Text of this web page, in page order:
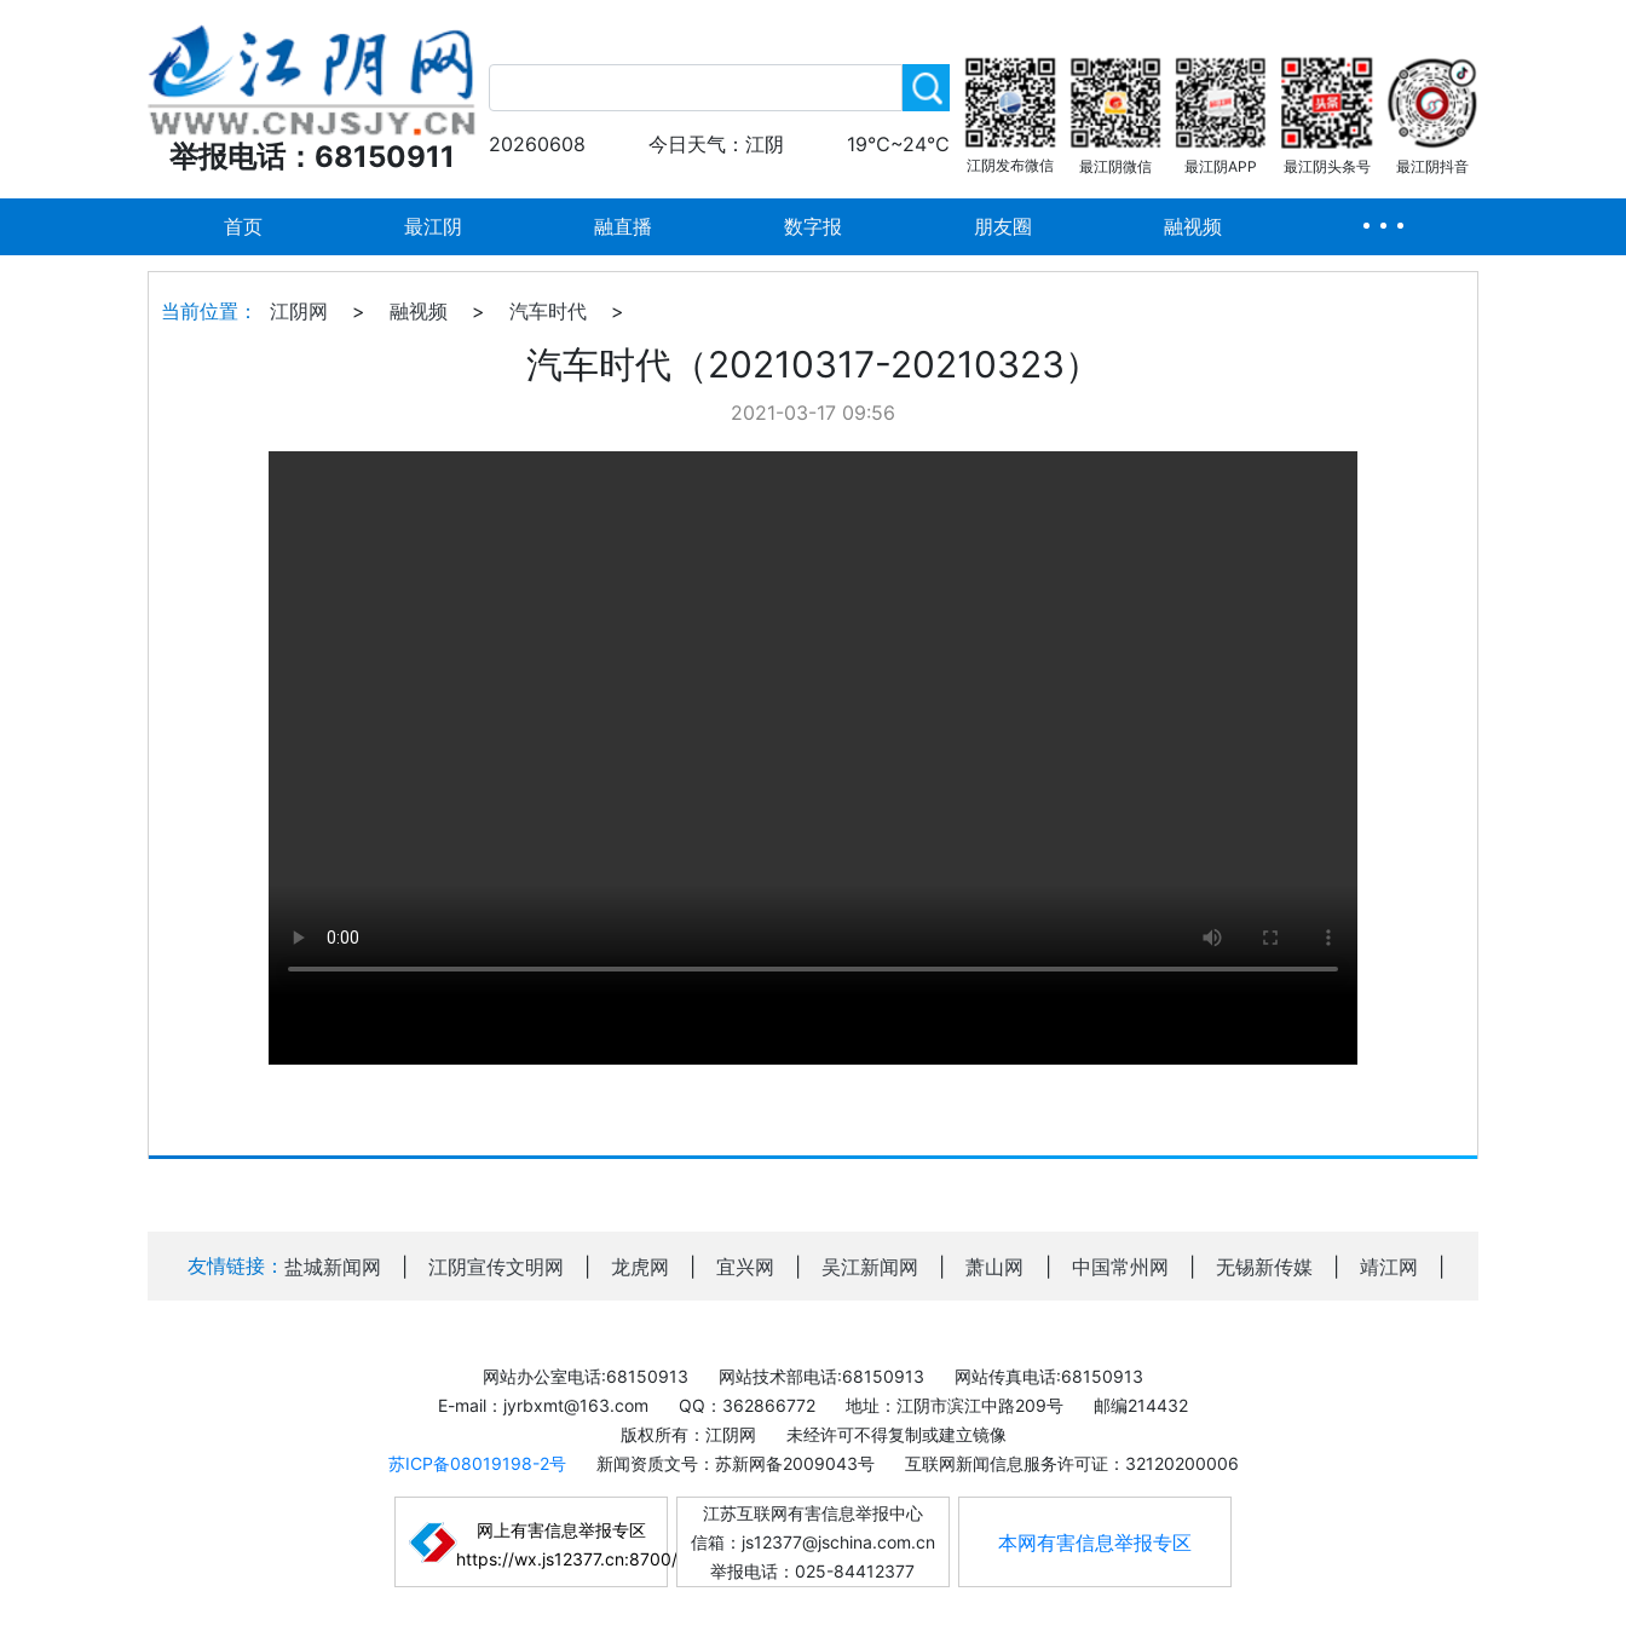
举报电话：68150911 20260608 今日天气：江阴 19℃~24℃
江阴发布微信 最江阴微信 最江阴APP 最江阴头条号 最江阴抖音
首页 最江阴 融直播 数字报 朋友圈 融视频
当前位置： 江阴网 > 融视频 > 汽车时代 >
汽车时代（20210317-20210323）
2021-03-17 09:56
友情链接： 盐城新闻网 江阴宣传文明网 龙虎网 宜兴网 吴江新闻网 萧山网 中国常州网 无锡新传媒 靖江网
网站办公室电话:68150913 网站技术部电话:68150913
网站传真电话:68150913
E-mail：jyrbxmt@163.com
QQ：362866772 地址：江阴市滨江中路209号
邮编214432
版权所有：江阴网
未经许可不得复制或建立镜像
苏ICP备08019198-2号
新闻资质文号：苏新网备2009043号 互联网新闻信息服务许可证：32120200006
网上有害信息举报专区
https://wx.js12377.cn:8700/
江苏互联网有害信息举报中心
信箱：js12377@jschina.com.cn
举报电话：025-84412377
本网有害信息举报专区